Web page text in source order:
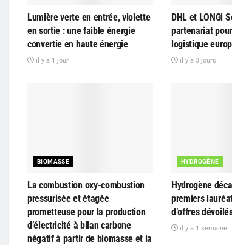
Lumière verte en entrée, violette
en sortie : une faible énergie
convertie en haute énergie
il y a 1 jour
DHL et LONGi
partenariat
logistique
il y a 3 jours
BIOMASSE
La combustion oxy-combustion
pressurisée et étagée
prometteuse pour la production
d’électricité à bilan carbone
négatif à partir de biomasse et la
HYDROGÈNE
Hydrogène
premiers
d’offres
il y a 1 semaine